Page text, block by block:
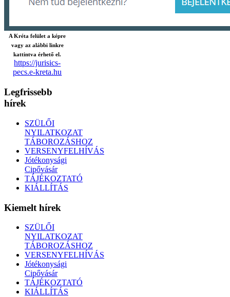
A Kréta felület a képre
vagy az alábbi linkre
kattintva érhető el.
https://jurisics-
pecs.e-kreta.hu
Legfrissebb
hírek
SZÜLŐI
NYILATKOZAT
TÁBOROZÁSHOZ
VERSENYFELHÍVÁS
Jótékonysági
Cipővásár
TÁJÉKOZTATÓ
KIÁLLÍTÁS
Kiemelt hírek
SZÜLŐI
NYILATKOZAT
TÁBOROZÁSHOZ
VERSENYFELHÍVÁS
Jótékonysági
Cipővásár
TÁJÉKOZTATÓ
KIÁLLÍTÁS